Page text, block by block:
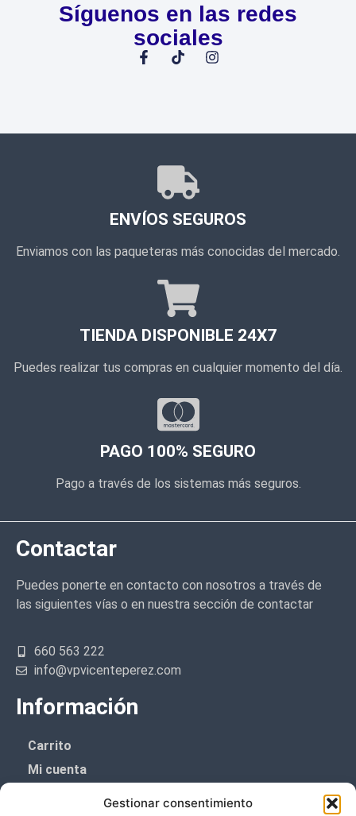
Gestionar consentimiento
Síguenos en las redes
sociales
ENVÍOS SEGUROS
Enviamos con las paqueteras más conocidas del mercado.
TIENDA DISPONIBLE 24X7
Puedes realizar tus compras en cualquier momento del día.
PAGO 100% SEGURO
Pago a través de los sistemas más seguros.
Contactar
Puedes ponerte en contacto con nosotros a través de
las siguientes vías o en nuestra sección de contactar
660 563 222
info@vpvicenteperez.com
Información
Carrito
Mi cuenta